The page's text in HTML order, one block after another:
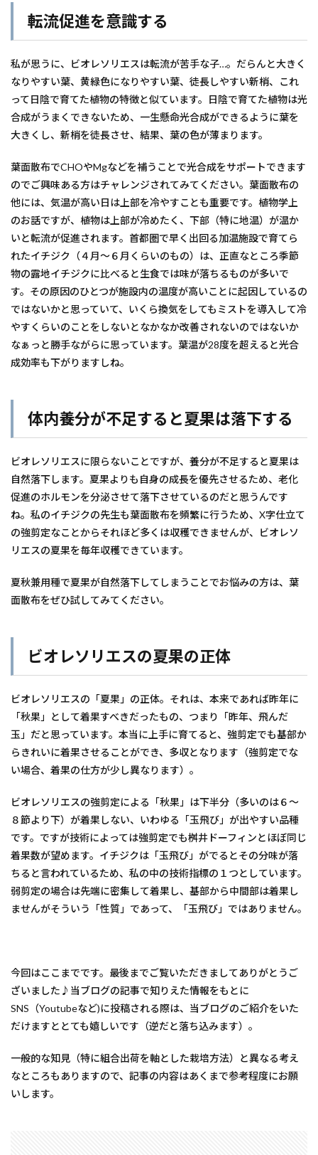
転流促進を意識する
私が思うに、ビオレソリエスは転流が苦手な子…。だらんと大きく
なりやすい葉、黄緑色になりやすい葉、徒長しやすい新梢、これ
って日陰で育てた植物の特徴と似ています。日陰で育てた植物は光
合成がうまくできないため、一生懸命光合成ができるように葉を
大きくし、新梢を徒長させ、結果、葉の色が薄まります。
葉面散布でCHOやMgなどを補うことで光合成をサポートできます
のでご興味ある方はチャレンジされてみてください。葉面散布の
他には、気温が高い日は上部を冷やすことも重要です。植物学上
のお話ですが、植物は上部が冷めたく、下部（特に地温）が温か
いと転流が促進されます。首都圏で早く出回る加温施設で育てら
れたイチジク（４月～６月くらいのもの）は、正直なところ季節
物の露地イチジクに比べると生食では味が落ちるものが多いで
す。その原因のひとつが施設内の温度が高いことに起因しているの
ではないかと思っていて、いくら換気をしてもミストを導入して冷
やすくらいのことをしないとなかなか改善されないのではないか
なぁっと勝手ながらに思っています。葉温が28度を超えると光合
成効率も下がりますしね。
体内養分が不足すると夏果は落下する
ビオレソリエスに限らないことですが、養分が不足すると夏果は
自然落下します。夏果よりも自身の成長を優先させるため、老化
促進のホルモンを分泌させて落下させているのだと思うんです
ね。私のイチジクの先生も葉面散布を頻繁に行うため、X字仕立て
の強剪定なことからそれほど多くは収穫できませんが、ビオレソ
リエスの夏果を毎年収穫できています。
夏秋兼用種で夏果が自然落下してしまうことでお悩みの方は、葉
面散布をぜひ試してみてください。
ビオレソリエスの夏果の正体
ビオレソリエスの「夏果」の正体。それは、本来であれば昨年に
「秋果」として着果すべきだったもの、つまり「昨年、飛んだ
玉」だと思っています。本当に上手に育てると、強剪定でも基部か
らきれいに着果させることができ、多収となります（強剪定でな
い場合、着果の仕方が少し異なります）。
ビオレソリエスの強剪定による「秋果」は下半分（多いのは６～
８節より下）が着果しない、いわゆる「玉飛び」が出やすい品種
です。ですが技術によっては強剪定でも桝井ドーフィンとほぼ同じ
着果数が望めます。イチジクは「玉飛び」がでるとその分味が落
ちると言われているため、私の中の技術指標の１つとしています。
弱剪定の場合は先端に密集して着果し、基部から中間部は着果し
ませんがそういう「性質」であって、「玉飛び」ではありません。
今回はここまでです。最後までご覧いただきましてありがとうご
ざいました♪当ブログの記事で知りえた情報をもとに
SNS（Youtubeなど)に投稿される際は、当ブログのご紹介をいた
だけますととても嬉しいです（逆だと落ち込みます）。
一般的な知見（特に組合出荷を軸とした栽培方法）と異なる考え
なところもありますので、記事の内容はあくまで参考程度にお願
いします。